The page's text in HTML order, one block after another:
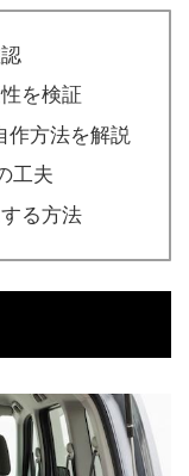
を検証
作方法を解説
工夫
る方法